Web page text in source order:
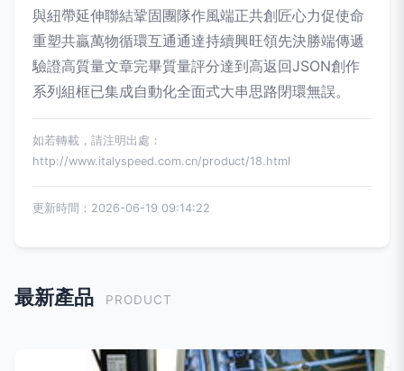
與紐帶延伸聯結鞏固團隊作風端正共創匠心力促使命
重塑共贏萬物循環互通通達持續興旺領先決勝端傳遞
驗證高質量文章完畢質量評分達到高返回JSON創作
系列組框已集成自動化全面式大串思路閉環無誤。
如若轉載，請注明出處：
http://www.italyspeed.com.cn/product/18.html
更新時間：2026-06-19 09:14:22
最新產品 PRODUCT